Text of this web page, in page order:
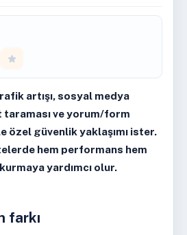
artışı, sosyal medya
ve yorum/form
özel güvenlik yaklaşımı ister.
hem performans hem
yardımcı olur.
farkı